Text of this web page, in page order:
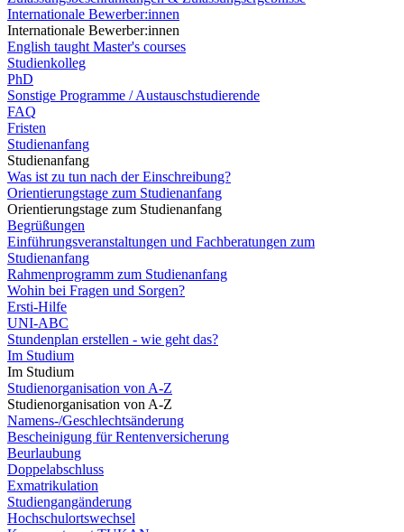
Internationale Bewerber:innen
Internationale Bewerber:innen
English taught Master's courses
Studienkolleg
PhD
Sonstige Programme / Austauschstudierende
FAQ
Fristen
Studienanfang
Studienanfang
Was ist zu tun nach der Einschreibung?
Orientierungstage zum Studienanfang
Orientierungstage zum Studienanfang
Begrüßungen
Einführungsveranstaltungen und Fachberatungen zum
Studienanfang
Rahmenprogramm zum Studienanfang
Wohin bei Fragen und Sorgen?
Ersti-Hilfe
UNI-ABC
Stundenplan erstellen - wie geht das?
Im Studium
Im Studium
Studienorganisation von A-Z
Studienorganisation von A-Z
Namens-/Geschlechtsänderung
Bescheinigung für Rentenversicherung
Beurlaubung
Doppelabschluss
Exmatrikulation
Studiengangänderung
Hochschulortswechsel